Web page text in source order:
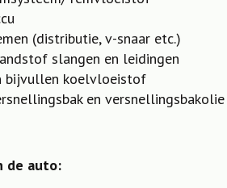
(distributie, v-snaar etc.)
slangen en leidingen
bijvullen koelvloeistof
en versnellingsbakolie
de auto: